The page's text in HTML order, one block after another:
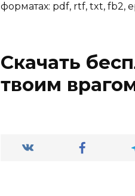
форматах: pdf, rtf, txt, fb2,
Скачать
твоим